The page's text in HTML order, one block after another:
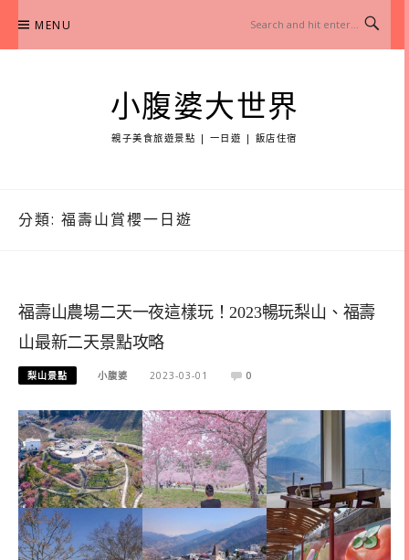
content
MENU
小腹婆大世界
親子美食旅遊景點 | 一日遊 | 飯店住宿
分類: 福壽山賞櫻一日遊
福壽山農場二天一夜這樣玩！2023暢玩梨山、福壽
山最新二天景點攻略
梨山景點 小腹婆 2023-03-01 0